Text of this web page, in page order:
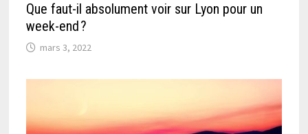
Que faut-il absolument voir sur Lyon pour un
week-end ?
mars 3, 2022